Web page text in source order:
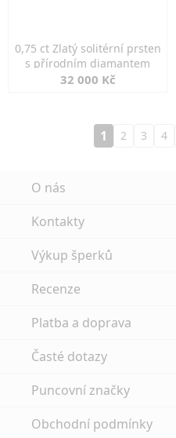
0,75 ct Zlatý solitérní prsten
s přírodním diamantem
32 000 Kč
1 2 3 4
O nás
Kontakty
Výkup šperků
Recenze
Platba a doprava
Časté dotazy
Puncovní značky
Obchodní podmínky